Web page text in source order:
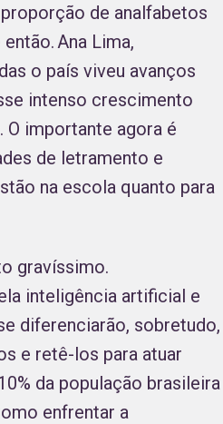
de analfabetos
Ana Lima,
o país viveu avanços
intenso crescimento
importante agora é
de letramento e
na escola quanto para
gravíssimo.
inteligência artificial e
diferenciarão, sobretudo,
e retê-los para atuar
da população brasileira
enfrentar a